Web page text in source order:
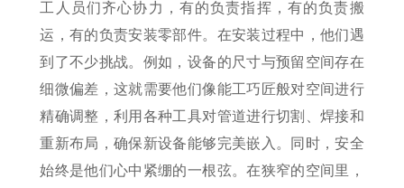
工人员们齐心协力，有的负责指挥，有的负责搬
运，有的负责安装零部件。在安装过程中，他们遇
到了不少挑战。例如，设备的尺寸与预留空间存在
细微偏差，这就需要他们像能工巧匠般对空间进行
精确调整，利用各种工具对管道进行切割、焊接和
重新布局，确保新设备能够完美嵌入。同时，安全
始终是他们心中紧绷的一根弦。在狭窄的空间里，